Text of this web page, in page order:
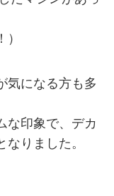
気になる方も多
な印象で、デカ
りました。